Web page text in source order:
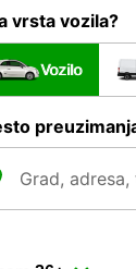
vrsta vozila?
Vozilo